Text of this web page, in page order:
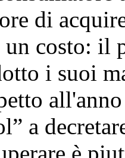
di
un costo: il
i suoi
a
è